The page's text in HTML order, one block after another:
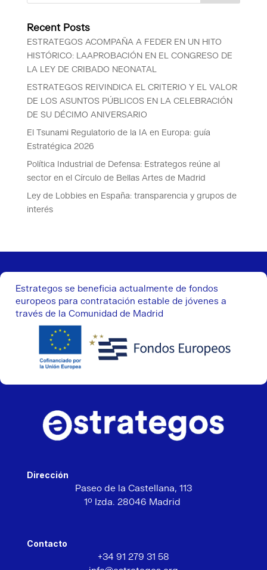
Recent Posts
ESTRATEGOS ACOMPAÑA A FEDER EN UN HITO
HISTÓRICO: LAAPROBACIÓN EN EL CONGRESO DE
LA LEY DE CRIBADO NEONATAL
ESTRATEGOS REIVINDICA EL CRITERIO Y EL VALOR
DE LOS ASUNTOS PÚBLICOS EN LA CELEBRACIÓN
DE SU DÉCIMO ANIVERSARIO
El Tsunami Regulatorio de la IA en Europa: guía
Estratégica 2026
Política Industrial de Defensa: Estrategos reúne al
sector en el Círculo de Bellas Artes de Madrid
Ley de Lobbies en España: transparencia y grupos de
interés
Estrategos se beneficia actualmente de fondos
europeos para contratación estable de jóvenes a
través de la Comunidad de Madrid
Dirección
Paseo de la Castellana, 113
1º Izda. 28046 Madrid
Contacto
+34 91 279 31 58